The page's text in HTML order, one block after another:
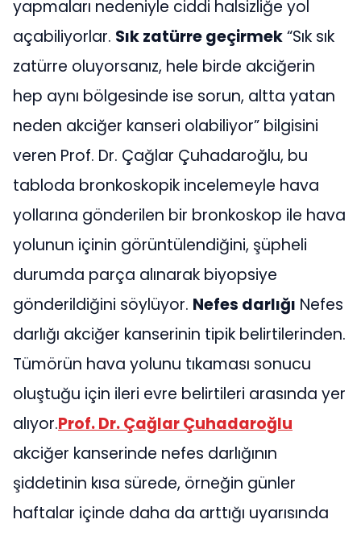
yapmaları nedeniyle ciddi halsizliğe yol
açabiliyorlar. Sık zatürre geçirmek“Sık sık
zatürre oluyorsanız, hele birde akciğerin
hep aynı bölgesinde ise sorun, altta yatan
neden akciğer kanseri olabiliyor” bilgisini
veren Prof. Dr. Çağlar Çuhadaroğlu, bu
tabloda bronkoskopik incelemeyle hava
yollarına gönderilen bir bronkoskop ile hava
yolunun içinin görüntülendiğini, şüpheli
durumda parça alınarak biyopsiye
gönderildiğini söylüyor. Nefes darlığı Nefes
darlığı akciğer kanserinin tipik belirtilerinden.
Tümörün hava yolunu tıkaması sonucu
oluştuğu için ileri evre belirtileri arasında yer
alıyor.Prof. Dr. Çağlar Çuhadaroğlu
akciğer kanserinde nefes darlığının
şiddetinin kısa sürede, örneğin günler
haftalar içinde daha da arttığı uyarısında